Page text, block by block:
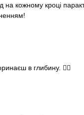
на кожному кроці
в глибину. 🧘‍♂️